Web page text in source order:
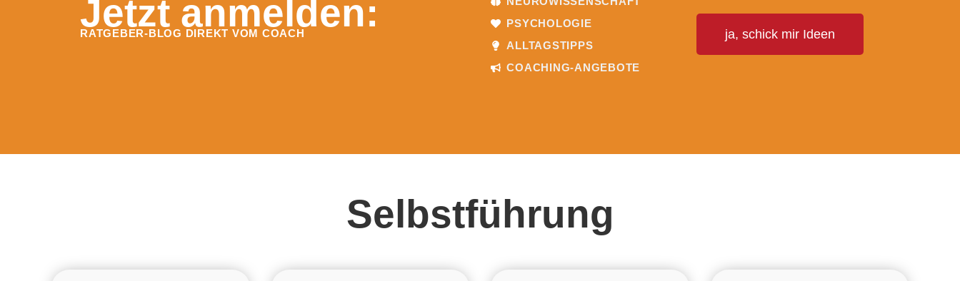
Jetzt anmelden:
RATGEBER-BLOG DIREKT VOM COACH
PSYCHOLOGIE
ALLTAGSTIPPS
COACHING-ANGEBOTE
ja, schick mir Ideen
Selbstführung